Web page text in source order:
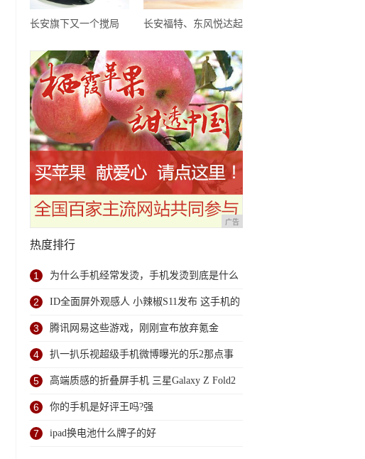
长安旗下又一个搅局
力，或仅6万预售
长安福特、东风悦达起
而长安马自达靠技术
广告
热度排行
1 为什么手机经常发烫，手机发烫到底是什么
原因？
2 ID全面屏外观感人 小辣椒S11发布 这手机的
刘海真像iPhone X
3 腾讯网易这些游戏，刚刚宣布放弃氪金
4 扒一扒乐视超级手机微博曝光的乐2那点事
5 高端质感的折叠屏手机 三星Galaxy Z Fold2
5G：世界聚焦于你
6 你的手机是好评王吗?强
7 ipad换电池什么牌子的好